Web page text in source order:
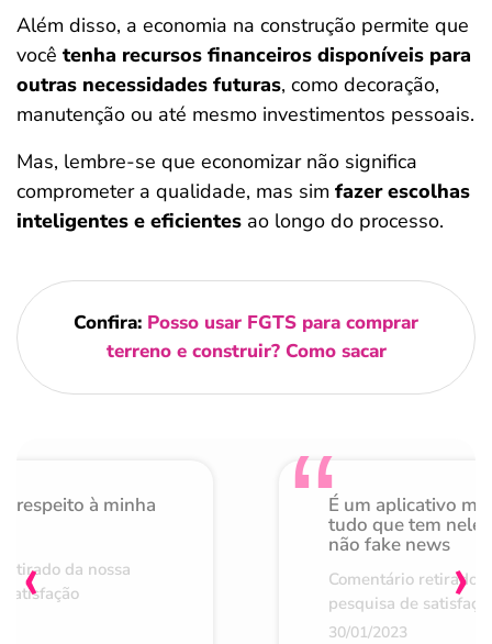
Além disso, a economia na construção permite que
você tenha recursos financeiros disponíveis para
outras necessidades futuras, como decoração,
manutenção ou até mesmo investimentos pessoais.
Mas, lembre-se que economizar não significa
comprometer a qualidade, mas sim fazer escolhas
inteligentes e eficientes ao longo do processo.
Confira: Posso usar FGTS para comprar
terreno e construir? Como sacar
respeito à minha
da nossa
É um aplicativo
tudo que tem nele
não fake news
Comentário retirado
pesquisa de
30/01/2023
‹ ›